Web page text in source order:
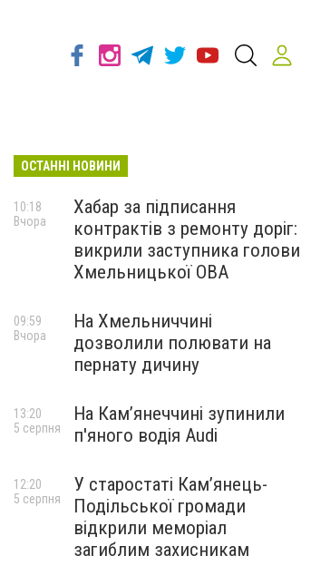
ОСТАННІ НОВИНИ
Хабар за підписання
контрактів з ремонту доріг:
викрили заступника голови
Хмельницької ОВА
10:18
Вчора
На Хмельниччині
дозволили полювати на
пернату дичину
09:59
Вчора
На Камʼянеччині зупинили
п'яного водія Audi
13:20
5 серпня
У старостаті Кам’янець-
Подільської громади
відкрили меморіал
загиблим захисникам
12:20
5 серпня